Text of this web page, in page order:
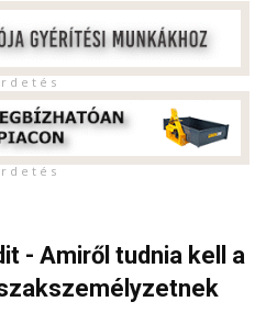
d e t é s
d e t é s
- Amiről tudnia kell a